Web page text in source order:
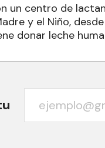
un centro de
y el Niño,
donar leche